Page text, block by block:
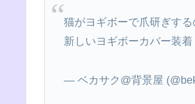
猫がヨギボーで爪研ぎする
新しいヨギボーカバー装着
— ベカサク@背景屋